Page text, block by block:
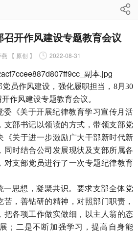
开作风建设专题教育会议
【 原创 】 2022-08-31
员作风建设，强化履职担当，8月30
作风建设专题教育会议。
委《关于开展纪律教育学习宣传月活
支部书记以领读的方式，带领支部党
《关于进一步激励广大干部新时代新
同时结合公司发展现状及支部所属各
对支部党员进行了一次专题纪律教育
一思想，凝聚共识。要求支部全体党
苦，善钻研的精神，对照部门职责，
把各项工作做实做细，以主人翁的态
；二是不断加强学习，提高自身能